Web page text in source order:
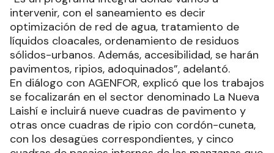
intervenir, con el saneamiento es decir
optimización de red de agua, tratamiento de
líquidos cloacales, ordenamiento de residuos
sólidos-urbanos. Además, accesibilidad, se harán
pavimentos, ripios, adoquinados”, adelantó.
En diálogo con AGENFOR, explicó que los trabajos
se focalizarán en el sector denominado La Nueva
Laishí e incluirá nueve cuadras de pavimento y
otras once cuadras de ripio con cordón-cuneta,
con los desagües correspondientes, y cinco